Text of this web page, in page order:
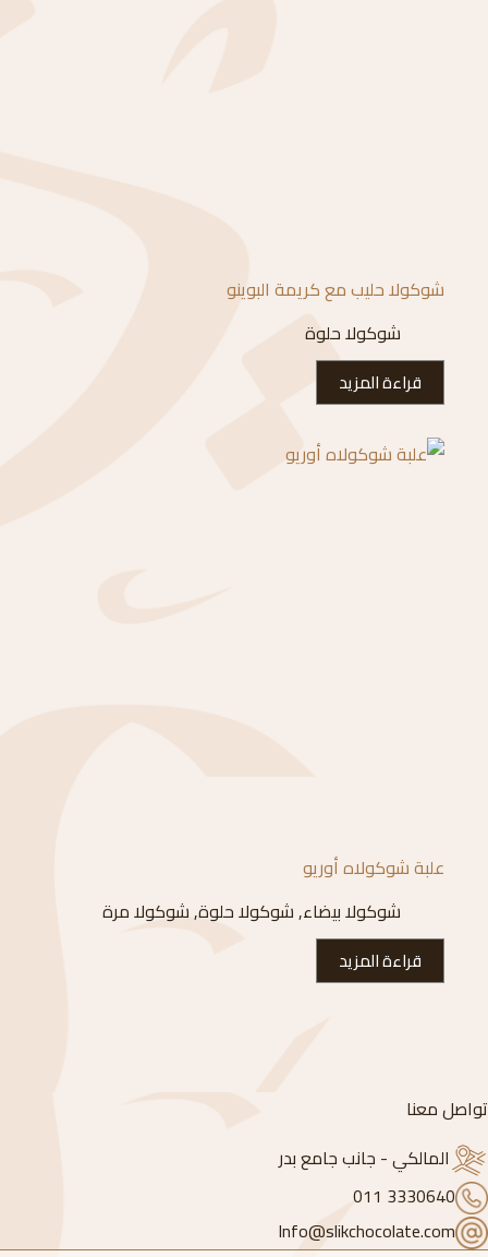
شوكولا حليب مع كريمة البوينو
شوكولا حلوة
قراءة المزيد
علبة شوكولاه أوريو
شوكولا بيضاء,شوكولا حلوة,شوكولا مرة
قراءة المزيد
تواصل معنا
المالكي - جانب جامع بدر
3330640 011
Info@slikchocolate.com